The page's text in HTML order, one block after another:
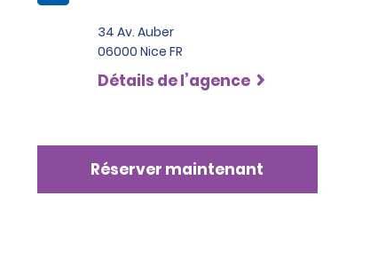
34 Av. Auber
06000 Nice FR
Détails de l’agence
Réserver maintenant